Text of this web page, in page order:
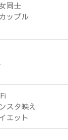
同士
プル
タ映え
ット